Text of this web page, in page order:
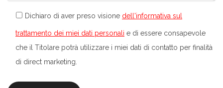
Dichiaro di aver preso visione dell'informativa sul
trattamento dei miei dati personali e di essere consapevole
che il Titolare potrà utilizzare i miei dati di contatto per finalità
di direct marketing.